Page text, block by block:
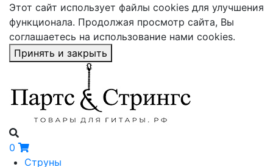
Этот сайт использует файлы cookies для улучшения
функционала. Продолжая просмотр сайта, Вы
соглашаетесь на использование нами cookies.
Принять и закрыть
0
Струны